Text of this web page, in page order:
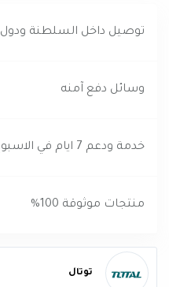
توصيل داخل السلطنة ودول
وسائل دفع آمنه
خدمة ودعم 7 ايام في الاسبوع
منتجات موثوقة 100%
توتال